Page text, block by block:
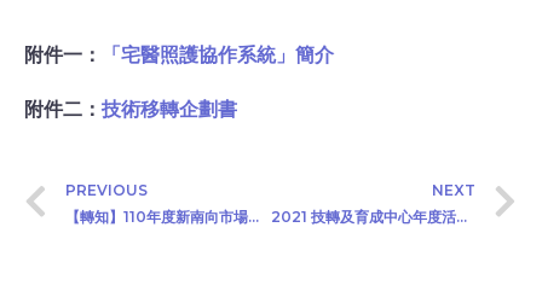
附件一： 「宅醫照護協作系統」簡介
附件二： 技術移轉企劃書
PREVIOUS
【轉知】110年度新南向市場創新行銷開發計畫 －印度數位醫療群聚拓銷－受理申請
NEXT
2021 技轉及育成中心年度活動行事曆